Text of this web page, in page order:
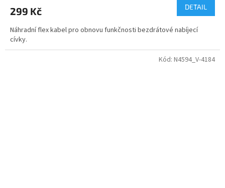
299 Kč DETAIL
Náhradní flex kabel pro obnovu funkčnosti bezdrátové nabíjecí
cívky.
Kód: N4594_V-4184